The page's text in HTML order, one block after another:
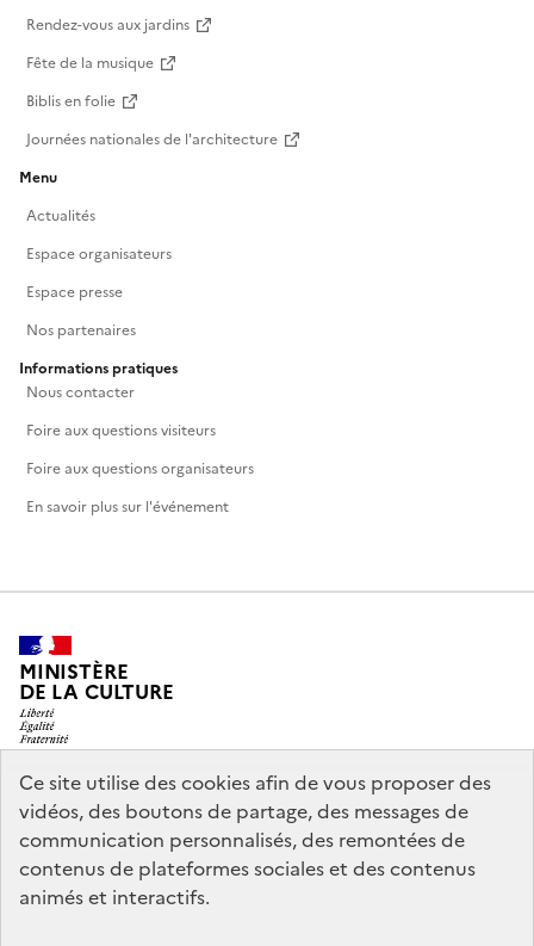
Ce site utilise des cookies afin de vous proposer des
vidéos, des boutons de partage, des messages de
communication personnalisés, des remontées de
contenus de plateformes sociales et des contenus
animés et interactifs.
Rendez-vous aux jardins
Fête de la musique
Biblis en folie
Journées nationales de l'architecture
Menu
Actualités
Espace organisateurs
Espace presse
Nos partenaires
Informations pratiques
Nous contacter
Foire aux questions visiteurs
Foire aux questions organisateurs
En savoir plus sur l'événement
MINISTÈRE
DE LA CULTURE
legifrance.gouv.fr
info.gouv.fr
service-public.gouv.fr
data.gouv.fr